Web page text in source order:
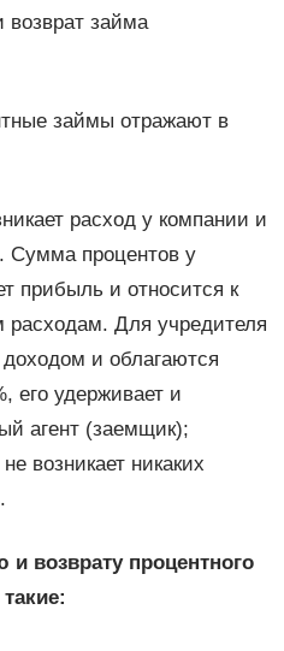
возврат займа
займы отражают в
расход у компании и
Сумма процентов у
прибыль и относится к
расходам. Для учредителя
и облагаются
его удерживает и
агент (заемщик);
возникает никаких
возврату процентного